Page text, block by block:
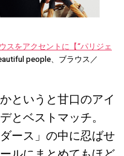
スをアクセントに【“パリジェ
people、ブラウス／
というと甘口のアイ
とベストマッチ。
ース」の中に忍ばせ